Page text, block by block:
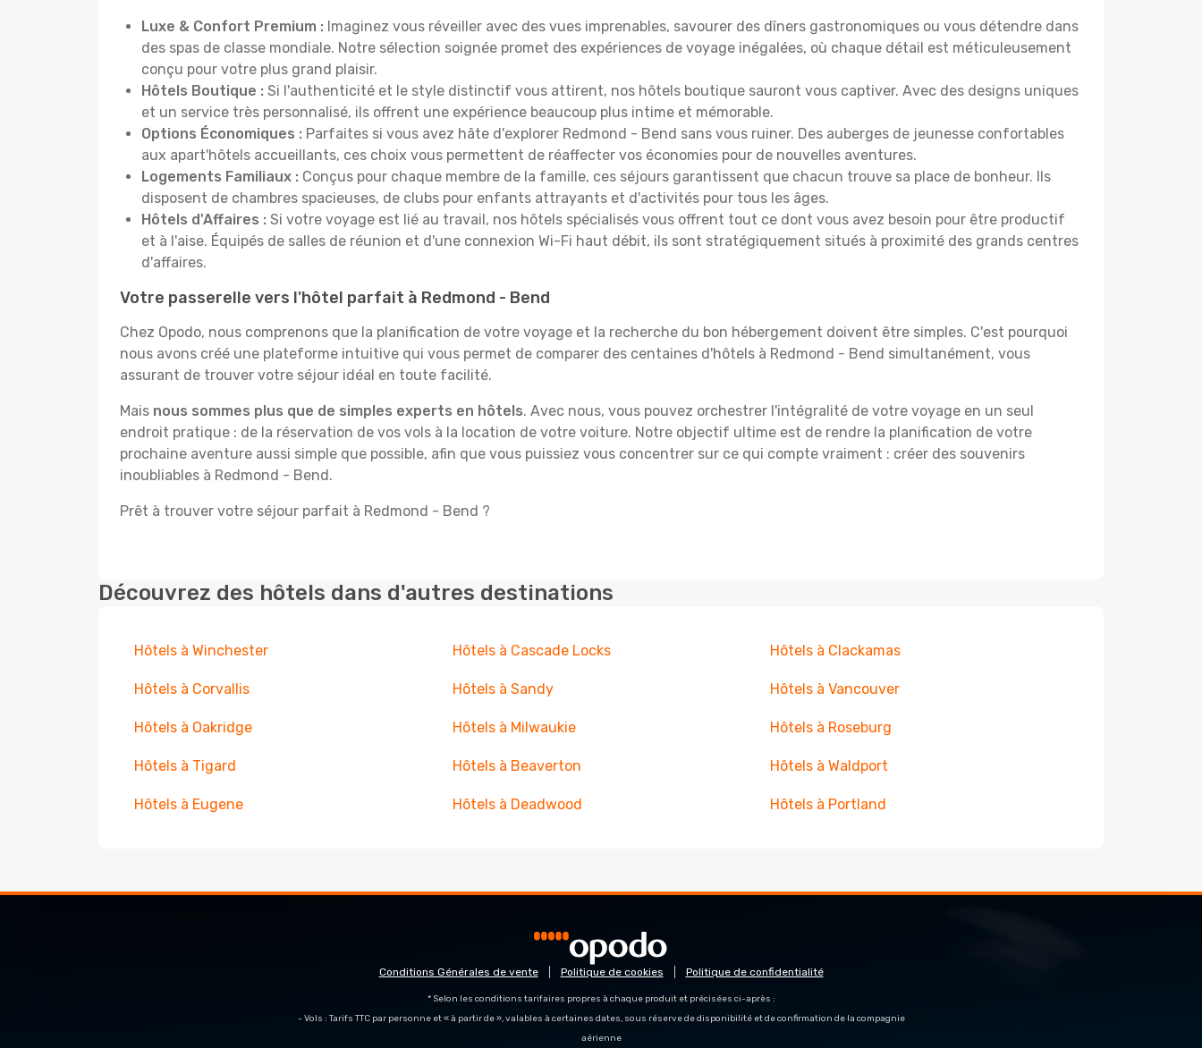
Luxe & Confort Premium : Imaginez vous réveiller avec des vues imprenables, savourer des dîners gastronomiques ou vous détendre dans
des spas de classe mondiale. Notre sélection soignée promet des expériences de voyage inégalées, où chaque détail est méticuleusement
conçu pour votre plus grand plaisir.
Hôtels Boutique : Si l'authenticité et le style distinctif vous attirent, nos hôtels boutique sauront vous captiver. Avec des designs uniques
et un service très personnalisé, ils offrent une expérience beaucoup plus intime et mémorable.
Options Économiques : Parfaites si vous avez hâte d'explorer Redmond - Bend sans vous ruiner. Des auberges de jeunesse confortables
aux apart'hôtels accueillants, ces choix vous permettent de réaffecter vos économies pour de nouvelles aventures.
Logements Familiaux : Conçus pour chaque membre de la famille, ces séjours garantissent que chacun trouve sa place de bonheur. Ils
disposent de chambres spacieuses, de clubs pour enfants attrayants et d'activités pour tous les âges.
Hôtels d'Affaires : Si votre voyage est lié au travail, nos hôtels spécialisés vous offrent tout ce dont vous avez besoin pour être productif
et à l'aise. Équipés de salles de réunion et d'une connexion Wi-Fi haut débit, ils sont stratégiquement situés à proximité des grands centres
d'affaires.
Votre passerelle vers l'hôtel parfait à Redmond - Bend
Chez Opodo, nous comprenons que la planification de votre voyage et la recherche du bon hébergement doivent être simples. C'est pourquoi
nous avons créé une plateforme intuitive qui vous permet de comparer des centaines d'hôtels à Redmond - Bend simultanément, vous
assurant de trouver votre séjour idéal en toute facilité.
Mais nous sommes plus que de simples experts en hôtels. Avec nous, vous pouvez orchestrer l'intégralité de votre voyage en un seul
endroit pratique : de la réservation de vos vols à la location de votre voiture. Notre objectif ultime est de rendre la planification de votre
prochaine aventure aussi simple que possible, afin que vous puissiez vous concentrer sur ce qui compte vraiment : créer des souvenirs
inoubliables à Redmond - Bend.
Prêt à trouver votre séjour parfait à Redmond - Bend ?
Découvrez des hôtels dans d'autres destinations
Hôtels à Winchester Hôtels à Cascade Locks Hôtels à Clackamas
Hôtels à Corvallis Hôtels à Sandy Hôtels à Vancouver
Hôtels à Oakridge Hôtels à Milwaukie Hôtels à Roseburg
Hôtels à Tigard Hôtels à Beaverton Hôtels à Waldport
Hôtels à Eugene Hôtels à Deadwood Hôtels à Portland
Conditions Générales de vente Politique de cookies Politique de confidentialité
* Selon les conditions tarifaires propres à chaque produit et précisées ci-après :
- Vols : Tarifs TTC par personne et « à partir de », valables à certaines dates, sous réserve de disponibilité et de confirmation de la compagnie
aérienne